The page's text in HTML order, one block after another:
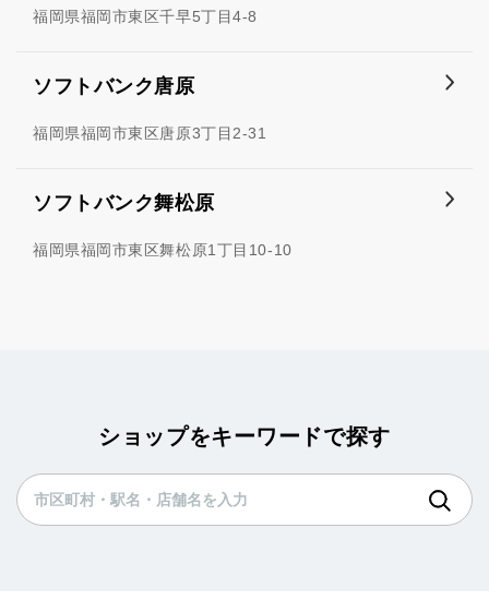
福岡県福岡市東区千早5丁目4-8
ソフトバンク唐原
福岡県福岡市東区唐原3丁目2-31
ソフトバンク舞松原
福岡県福岡市東区舞松原1丁目10-10
ショップをキーワードで探す